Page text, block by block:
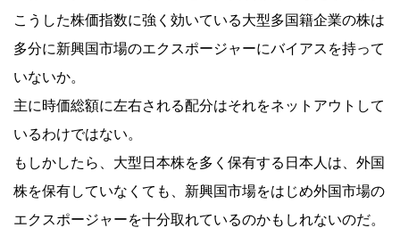
こうした株価指数に強く効いている大型多国籍企業の株は
多分に新興国市場のエクスポージャーにバイアスを持って
いないか。
主に時価総額に左右される配分はそれをネットアウトして
いるわけではない。
もしかしたら、大型日本株を多く保有する日本人は、外国
株を保有していなくても、新興国市場をはじめ外国市場の
エクスポージャーを十分取れているのかもしれないのだ。